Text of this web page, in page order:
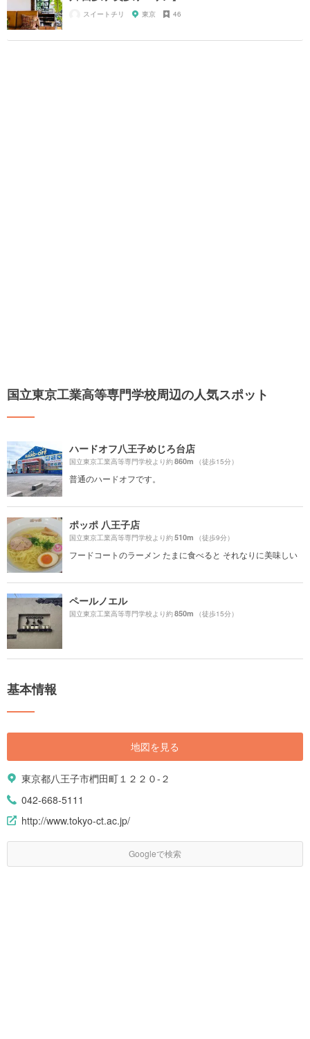
スイートチリ 東京 46
国立東京工業高等専門学校周辺の人気スポット
ハードオフ八王子めじろ台店
国立東京工業高等専門学校より約860m （徒歩15分）
普通のハードオフです。
ポッポ 八王子店
国立東京工業高等専門学校より約510m （徒歩9分）
フードコートのラーメン たまに食べると それなりに美味しい
ペールノエル
国立東京工業高等専門学校より約850m （徒歩15分）
基本情報
地図を見る
東京都八王子市椚田町１２２０-２
042-668-5111
http://www.tokyo-ct.ac.jp/
Googleで検索